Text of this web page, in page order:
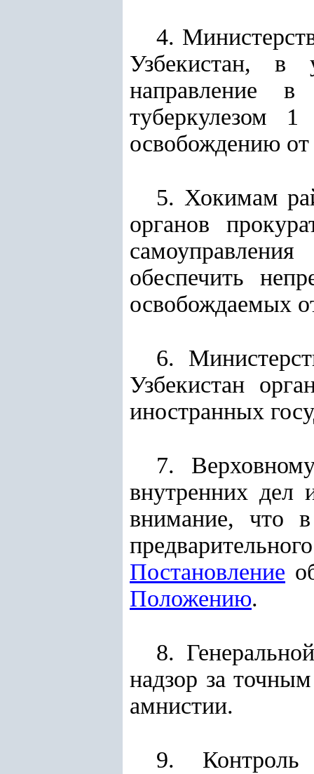
4.
Узбекистан, в
направление в
туберкулезом
освобождению от
5. Хокимам
органов
обеспечить
освобождаемых
6.
Узбекистан
иностранных
7.
внутренних дел
внимание, что
Постановление
Положению.
8.
надзор за
амнистии.
9. Контроль